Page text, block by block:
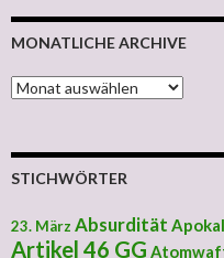
MONATLICHE ARCHIVE
MONATLICHE ARCHIVE
STICHWÖRTER
23. März Absurdität
Artikel 46 GG